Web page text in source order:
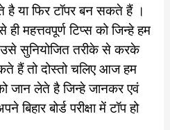
या फिर टॉपर बन सकते हैं ।
महत्तवपूर्ण टिप्स को जिन्हे हम
सुनियोजित तरीके से करके
हैं तो दोस्तो चलिए आज हम
जान लेते है जिन्हे जानकर एवं
बोर्ड परीक्षा में टॉप हो